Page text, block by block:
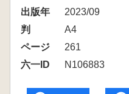
出版年
2023/09
判
A4
ページ
261
六一ID
N106883